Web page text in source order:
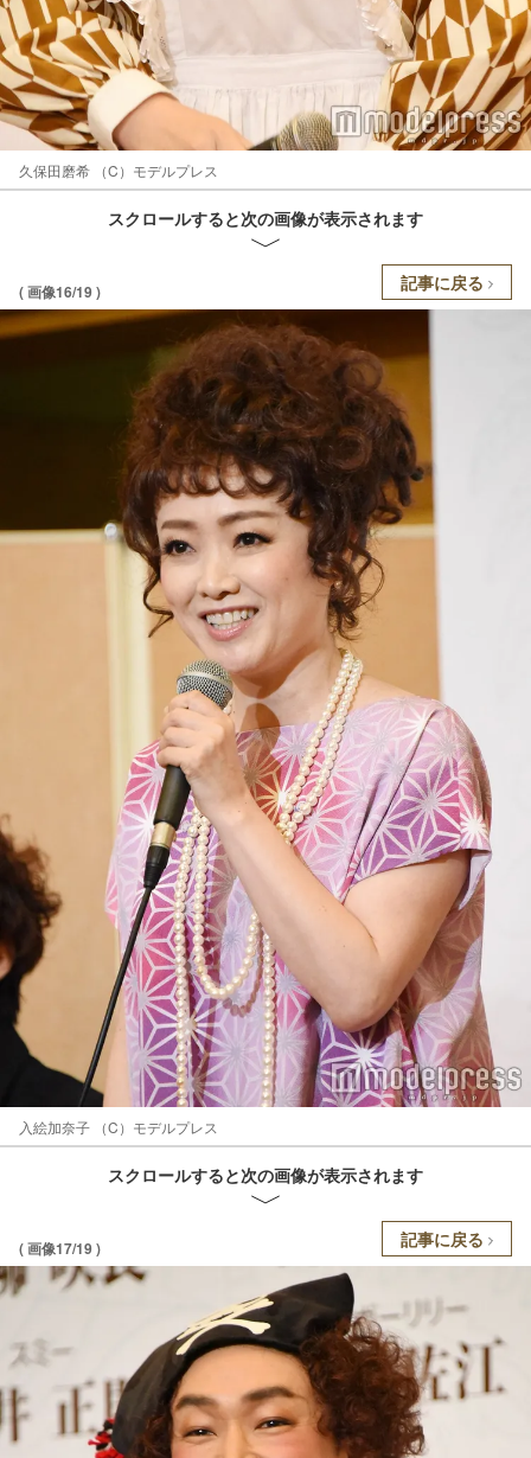
久保田磨希 （C）モデルプレス
スクロールすると次の画像が表示されます
( 画像16/19 ) 記事に戻る
入絵加奈子 （C）モデルプレス
スクロールすると次の画像が表示されます
( 画像17/19 ) 記事に戻る